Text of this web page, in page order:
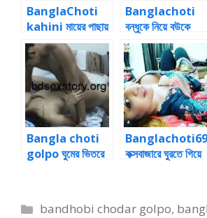
BanglaChoti
kahini মায়ের পাছায়
ঠাপ মারার গল্প
Banglachoti
বন্ধুকে নিয়ে বউকে
চোদার থ্রিসাম গল্প
Bangla choti
golpo ঘুমের ভিতরে
Banglachoti69
কক্সবাজারে ঘুরতে গিয়ে
Categories
bandhobi chodar golpo,